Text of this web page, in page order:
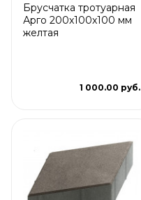
Брусчатка тротуарная
Арго 200x100x100 мм
желтая
1 000.00 руб.